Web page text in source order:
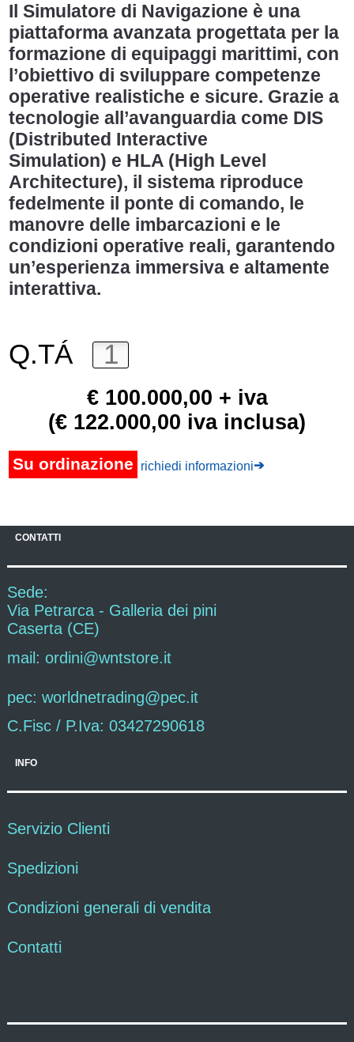
IlSimulatore di Navigazione è una
piattaforma avanzata progettata per la
formazione di equipaggi marittimi, con
l’obiettivo di sviluppare competenze
operative realistiche e sicure. Grazie a
tecnologie all’avanguardia come DIS
(Distributed Interactive
Simulation) e HLA (High Level
Architecture), il sistema riproduce
fedelmente il ponte di comando, le
manovre delle imbarcazioni e le
condizioni operative reali, garantendo
un’esperienza immersiva e altamente
interattiva.
Q.TÁ
€ 100.000,00 + iva
(€ 122.000,00 iva inclusa)
Su ordinazione richiedi informazioni➔
CONTATTI
Sede:
Via Petrarca - Galleria dei pini
Caserta (CE)
mail: ordini@wntstore.it
pec: worldnetrading@pec.it
C.Fisc / P.Iva: 03427290618
INFO
Servizio Clienti
Spedizioni
Condizioni generali di vendita
Contatti